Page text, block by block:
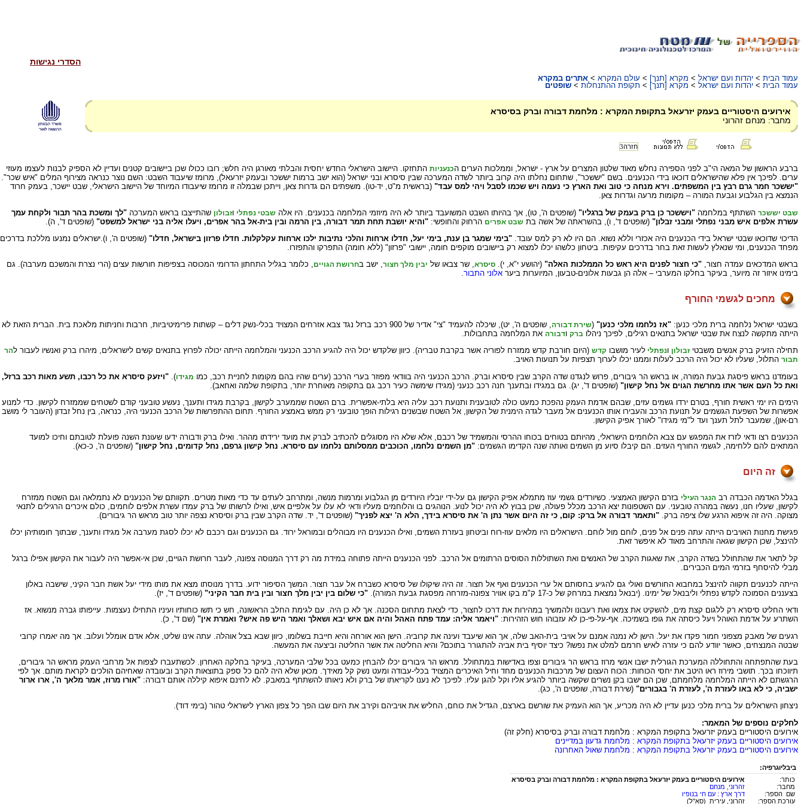
הסדרי נגישות
עמוד הבית > יהדות ועם ישראל > מקרא [תנך] > עולם המקרא > אתרים במקרא
עמוד הבית > יהדות ועם ישראל > מקרא [תנך] > תקופת ההתנחלות > שופטים
אירועים היסטוריים בעמק יזרעאל בתקופת המקרא : מלחמת דבורה וברק בסיסרא
מחבר: מנחם זהרוני
חזרה3
ברבע הראשון של המאה הי"ב לפני הספירה נחלש מאוד שלטון המצרים על ארץ - ישראל, וממלכות הערים הכנעניות התחזקו. היישוב הישראלי החדש יחסית והבלתי מאורגן היה חלש; רובו ככולו שכן ביישובים קטנים ועדיין לא הספיק לבנות לעצמו מעוזי
ערים. לפיכך אין פלא שהישראלים דוכאו בידי הכנענים. בשם "יששכר", שתחום נחלתו היה קרוב ביותר לשדה המערכה שבין סיסרא ובני ישראל (הוא ישב ברמות יששכר ובעמק יזרעאל), מרומז שיעבוד השבט: השם נוצר כנראה מצירוף המלים "איש שכר".
"יששכר חמר גרם רבץ בין המשפתים. וירא מנחה כי טוב ואת הארץ כי נעמה ויש שכמו לסבל ויהי למס עבד" (בראשית מ"ט, יד-טו). משפתים הם גדרות צאן, וייתכן שבמלה זו מרומז שיעבודו המיוחד של היישוב הישראלי, שבט יישכר, בעמק חרוד
הנמצא בין הגלבוע וגבעת המורה – מקומות מרעה וגדרות צאן.
שבט יששכר השתתף במלחמה "ויששכר כן ברק בעמק של ברגליו" (שופטים ה', טו), אך בהיותו השבט המשועבד ביותר לא היה מיוזמי המלחמה בכנענים. היו אלה שבטי נפתלי וזבולון שהתייצבו בראש המערכה "לך ומשכת בהר תבור ולקחת עמך
עשרת אלפים איש מבני נפתלי ומבני זבלון" (שופטים ד', ו), בהשראתה של אשה בת שבט אפרים הרחוק והחופשי: "והיא יושבת תחת תמר דבורה, בין הרמה ובין בית-אל בהר אפרים, ויעלו אליה בני ישראל למשפט" (שופטים ד', ה).
הדיכוי שדוכאו שבטי ישראל בידי הכנענים היה אכזרי וללא נשוא. הם היו לא רק למס עובד. "בימי שמגר בן ענת, בימי יעל, חדלו ארחות והלכי נתיבות ילכו ארחות עקלקלות. חדלו פרזון בישראל, חדלו" (שופטים ה', ו).ישראלים נמנעו מללכת בדרכים
מפחד הכנענים, ומי שנאלץ לעשות זאת בחר בדרכים עקיפות. ביטחון כלשהו יכלו למצוא רק ביישובים מוקפים חומה, יישובי "פרזון" (ללא חומה) התפרקו והתפזרו.
בראש המדכאים עמדה חצור, "כי חצור לפנים היא ראש כל הממלכות האלה" (יהושע י"א, י). סיסרא, שר צבאו של יבין מלך חצור, ישב בחרושת הגויים, כלומר בגליל התחתון הדרומי המכוסה בצפיפות חורשות עצים (הרי נצרת והמשכם מערבה). גם
בימינו איזור זה מיוער, בעיקר בחלקו המערבי – אלה הן גבעות אלונים-טבעון, המיוערות ביער אלוני התבור.
מחכים לגשמי החורף
בשבטי ישראל נלחמה ברית מלכי כנען: "אז נלחמו מלכי כנען" (שירת דבורה
, שופטים ה', יט), שיכלה להעמיד "צי" אדיר של 900 רכב ברזל נגד צבא אזרחים המצויד בכלי-נשק דלים – קשתות פרימיטיביות, חרבות וחניתות מלאכת בית. הברית הזאת לא
הייתה מתקשה לנצח את שבטי ישראל בתנאים רגילים, לפיכך ניהלו ברק ודבורה את המלחמה בתחבולות.
תחילה הזעיק ברק אנשים משבטיזבולון ונפתלי לעיר מושבו קדש (היום חורבת קדש ממזרח לפוריה אשר בקרבת טבריה). כיוון שלקדש יכול היה להגיע הרכב הכנעני והמלחמה הייתה יכולה לפרוץ בתנאים קשים לישראלים, מיהרו ברק ואנשיו לעבור להר
תבור התלול, שעליו לא יכול היה הרכב לעלות וממנו יכלו לערוך תצפיות על תנועות האויב.
בעומדנו בראש פיסגת גבעת המורה, או בראש הר גיבורים, פרוש לנגדנו שדה הקרב שבין סיסרא וברק. הרכב הכנעני היה בוודאי מפוזר בערי הרכב (ערים שהיו בהם מקומות לחניית רכב, כמו מגידו). "ויזעק סיסרא את כל רכבו, תשע מאות רכב ברזל,
ואת כל העם אשר אתו מחרשת הגוים אל נחל קישון" (שופטים ד', יג). גם במגידו ובתענך חנה רכב כנעני (מגידו שימשה כעיר רכב גם בתקופה מאוחרת יותר, בתקופת שלמה ואחאב).
הימים היו ימי ראשית חורף, בטרם ירדו גשמים עזים, שבהם אדמת העמק נהפכת כמעט כולה לטובענית ותנועת רכב עליה היא בלתי-אפשרית. ברם השטח שממערב לקישון, בקרבת מגידו ותענך, נעשע טובעני קודם לשטחים שממזרח לקישון. כדי למנוע
אפשרות של השפעת הגשמים על תנועת הרכב והעבירו אותו הכנענים אל מעבר לגדה הימנית של הקישון, אל השטח שבשנים רגילות הופך טובעני רק ממש באמצע החורף. תחום ההתפרשות של הרכב הכנעני היה, כנראה, בין נחל זבדון (העובר לי מושב
רם-און), שמעבר לתל תענך ועד ל"מי מגידו" לאורך אפיק הקישון.
הכנענים רצו ודאי לזרז את המפגש עם צבא הלוחמים הישראלי, מהיותם בטוחים בכוחו ההרסי והמשמיד של רכבם, אלא שלא היו מסוגלים להכתיב לברק את מועד ירידתו מההר. ואילו ברק ודבורה ידעו שעונת השנה פועלת לטובתם וחיכו למועד
המתאים להם ללחימה, לגשמי החורף העזים. הם קיבלו סיוע מן השמים ואותה שנה הקדימו הגשמים: "מן השמים נלחמו, הכוכבים ממסלותם נלחמו עם סיסרא. נחל קישון גרפם, נחל קדומים, נחל קישון" (שופטים ה', כ-כא).
זה היום
בגלל האדמה הכבדה רב הנגר העילי בזרם הקישון האמצעי. כשיורדים גשמי עוז מתמלא אפיק הקישון גם על-ידי יובליו היורדים מן הגלבוע ומרמות מנשה, ומתרחב לעתים עד כדי מאות מטרים. תקוותם של הכנענים לא נתמלאה וגם השטח ממזרח
לקישון, שעליו חנו, נעשה במהרה טובעני. עם השטפונות יצא הרכב מכלל פעולה, שכן בבוץ לא היה יכול לנוע. הנוהגים בו והלוחמים מעליו ודאי לא עלו על אלפיים איש, ואילו לרשותו של ברק עמדו עשרת אלפים לוחמים, כולם איכרים הרגילים לתנאי
מצוקה. היה זה איפוא הרגע שלו ציפה ברק. "ותאמר דבורה אל ברק: קום, כי זה היום אשר נתן ה' את סיסרא בידך, הלא ה' יצא לפניך" (שופטים ד', יד. שדה הקרב שבין ברק וסיסרא נצפה יותר טוב מראש הר גיבורים).
פגישת מחנות האויבים הייתה עתה פנים אל פנים, לוחם מול לוחם. הישראלים היו מלאים עוז-רוח וביטחון בעזרת השמים, ואילו הכנענים היו מבוהלים ובמוראל ירוד. גם הכנענים וגם רכבם לא יכלו לסגת מערבה אל מגידו ותענך, שבתוך חומותיהן יכלו
להינצל, שכן הקישון שגאה והתרחב מאוד לא איפשר זאת.
קל לתאר את שהתחולל בשדה הקרב, את שאגות הקרב של האנשים ואת השתוללות הסוסים הרתומים אל הרכב. לפני הכנענים הייתה פתוחה במידת מה רק דרך המנוסה צפונה, לעבר חרושת הגויים, שכן אי-אפשר היה לעבור את הקישון אפילו ברגל
מבלי להיסחף בזרמי המים הכבירים.
הייתה לכנענים תקווה להינצל במחבוא החורשים ואולי גם להגיע בחסותם אל ערי הכנענים ואף אל חצור. זה היה שיקולו של סיסרא כשברח אל עבר חצור. המשך הסיפור ידוע. בדרך מנוסתו מצא את מותו מידי יעל אשת חבר הקיני, שישבה באלון
בצעננים הסמוכה לקדש נפתלי וליבנאל של ימינו. (יבנאל נמצאת במרחק של כ-17 ק"מ בקו אוויר צפונה-מזרחה מפסגת גבעת המורה).
"כי שלום בין יבין מלך חצור ובין בית חבר הקיני" (שופטים ד', יז).
ודאי החליט סיסרא רק ללגום קצת מים, להשקיט את צמאו ואת רעבונו ולהמשיך במהירות את דרכו לחצור, כדי לצאת מתחום הסכנה. אך לא כן היה. עם לגימת החלב הראשונה, חש כי תשו כוחותיו ועיניו התחילו נעצמות. עייפותו גברה מנשוא. אז
השתרע על אדמת האוהל ויעל כיסתה את גופו בשמיכה. אף-על-פי-כן לא עזבוהו חוש הזהירות: "ויאמר אליה: עמד פתח האהל והיה אם איש יבא ושאלך ואמר היש פה איש? ואמרת אין" (שם ד', כ).
רגעים של מאבק מצפוני חמור פקדו את יעל. הישן לא נמנה אמנם על אויבי בית-האב שלה, אך הוא שיעבד ועינה את קרוביה. הישן הוא אורחה והיא חייבת בשלומו, כיוון שבא בצל אוהלה. עתה אינו שליט, אלא אדם אומלל ועלוב. אך מה יאמרו קרובי
שבטה המנצחים, כאשר יוודע להם כי עזרה לאיש חרמם למלט את נפשו? כיצד יוסיף בית אביה להתגורר בתוכם? והיא החליטה את אשר החליטה וביצעה את המעשה.
בעת שהתפתחה והתחוללה המערכת הגורלית ישבו אנשי מרוז בראש הר גיבורים וצפו באדישות במתחולל. מראש הר גיבורים יכלו להבחין כמעט בכל שלבי המערכה, בעיקר בחלקה האחרון. לכשתעברו לצפות אל מרחבי העמק מראש הר גיבורים,
תיווכחו בכך. תושבי מירוז ראו היטב את יחסי הכוחות: הכוח העצום של מרכבות הכנענים מחד וחיל האיכרים המצויד בכלי-עבודה ומעט נשק קל מאידך. מכאן שלא היה להם כל ספק בתוצאות הקרב ובעובדה שאחיהם הולכים לקראת מותם. אך לפי
הרגשתם לא הייתה המלחמה מלחמתם, שכן הם ישבו בקן נשרים שקשה ביותר להגיע אליו וקל להגן עליו. לפיכך לא נענו לקריאתו של ברק ולא ניאותו להשתתף במאבק. לא לחינם איפוא קיללה אותם דבורה: "אורו מרוז, אמר מלאך ה', ארו ארור
ישביה, כי לא באו לעזרת ה', לעזרת ה' בגבורים" (שירת דבורה, שופטים ה', כג).
ניצחון הישראלים על ברית מלכי כנען עדיין לא היה מכריע, אך הוא העמיק את שורשם בארצם, הגדיל את כוחם, החליש את אויביהם וקירב את היום שבו הפך כל צפון הארץ לישראלי טהור (בימי דוד).
לחלקים נוספים של המאמר:
אירועים היסטוריים בעמק יזרעאל בתקופת המקרא : מלחמת דבורה וברק בסיסרא (חלק זה)
אירועים היסטוריים בעמק יזרעאל בתקופת המקרא : מלחמת גדעון במדיינים
אירועים היסטוריים בעמק יזרעאל בתקופת המקרא : מלחמת שאול האחרונה
ביבליוגרפיה:
כותר:
אירועים היסטוריים בעמק יזרעאל בתקופת המקרא : מלחמת דבורה וברק בסיסרא
מחבר:
זהרוני, מנחם
שם הספר:
דרך ארץ : עם חי בנופיו
עורכת הספר:
זהרוני, עירית (סא"ל)